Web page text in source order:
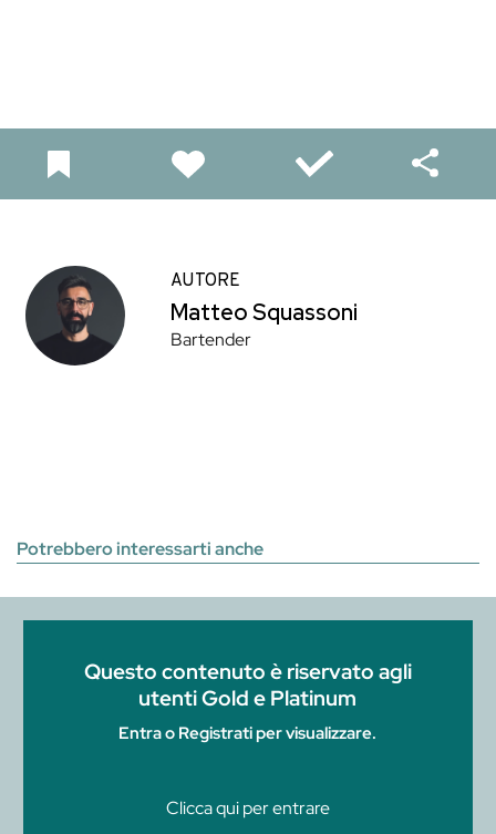
AUTORE
Matteo Squassoni
Bartender
Potrebbero interessarti anche
Questo contenuto è riservato agli
utenti Gold e Platinum
Entra o Registrati per visualizzare.
Clicca qui per entrare